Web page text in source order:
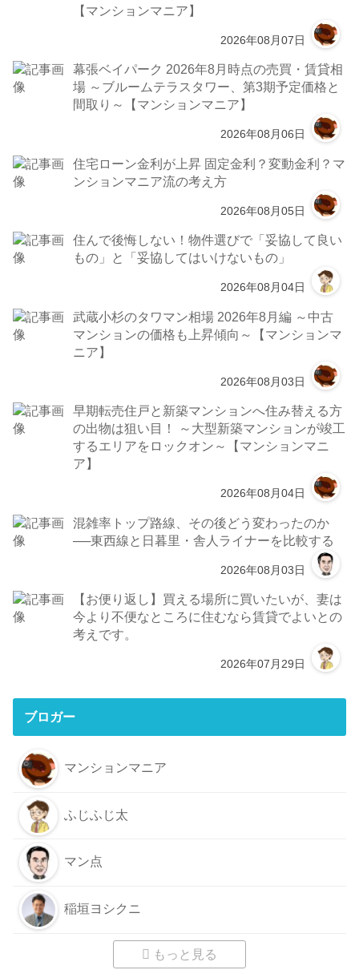
【マンションマニア】
2026年08月07日
幕張ベイパーク 2026年8月時点の売買・賃貸相
場 ～ブルームテラスタワー、第3期予定価格と
間取り～【マンションマニア】
2026年08月06日
住宅ローン金利が上昇 固定金利？変動金利？マ
ンションマニア流の考え方
2026年08月05日
住んで後悔しない！物件選びで「妥協して良い
もの」と「妥協してはいけないもの」
2026年08月04日
武蔵小杉のタワマン相場 2026年8月編 ～中古
マンションの価格も上昇傾向～【マンションマ
ニア】
2026年08月03日
早期転売住戸と新築マンションへ住み替える方
の出物は狙い目！ ～大型新築マンションが竣工
するエリアをロックオン～【マンションマニ
ア】
2026年08月04日
混雑率トップ路線、その後どう変わったのか
──東西線と日暮里・舎人ライナーを比較する
2026年08月03日
【お便り返し】買える場所に買いたいが、妻は
今より不便なところに住むなら賃貸でよいとの
考えです。
2026年07月29日
ブロガー
マンションマニア
ふじふじ太
マン点
稲垣ヨシクニ
もっと見る